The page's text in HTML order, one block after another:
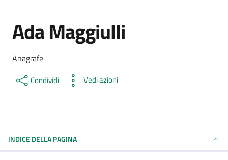
Ada Maggiulli
Dettagli della persona
Descrizione breve
Anagrafe
Condividi Vedi azioni
INDICE DELLA PAGINA